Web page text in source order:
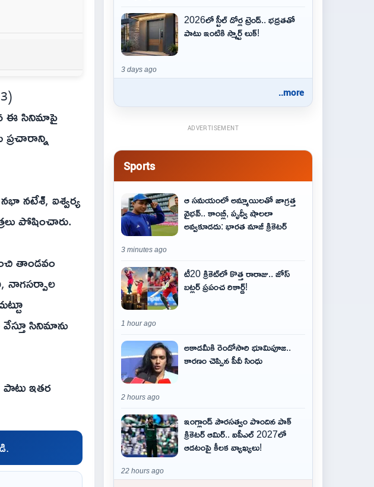
ఈ సినిమాపై
ప్రచారాన్ని
నటేశ్, ఐశ్వర్య
పోషించారు.
తాండవం
నాగసర్పాల
సినిమాను
పాటు ఇతర
2026లో స్టీల్ డోర్ల ట్రెండ్.. భద్రతతో
పాటు ఇంటికి స్మార్ట్ లుక్!
3 days ago
..more
ADVERTISEMENT
Sports
ఆ స‌మ‌యంలో అమ్మాయిల‌తో జాగ్ర‌త్త‌
వైభ‌వ్‌.. కాంబ్లీ, పృథ్వీ షాలలా
అవ్వ‌కూడ‌దు: భార‌త మాజీ క్రికెట‌ర్‌
3 minutes ago
టీ20 క్రికెట్‌లో కొత్త రారాజు.. జోస్
బట్లర్ ప్ర‌పంచ రికార్డ్‌!
1 hour ago
అకాడమీకి రెండోసారి భూమిపూజ..
కారణం చెప్పిన పీవీ సింధు
2 hours ago
ఇంగ్లాండ్ పౌరసత్వం పొందిన పాక్
క్రికెటర్ ఆమిర్.. ఐపీఎల్ 2027లో
ఆడటంపై కీలక వ్యాఖ్యలు!
22 hours ago